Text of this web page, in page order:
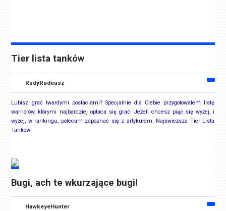
Tier lista tanków
RudyRudeusz
Lubisz grać twardymi postaciami? Specjalnie dla Ciebie przygotowałem listę
warriorów, którymi najbardziej opłaca się grać. Jeżeli chcesz piąć się wyżej, i
wyżej, w rankingu, polecam zapoznać się z artykułem. Najświeższa Tier Lista
Tanków!
Bugi, ach te wkurzające bugi!
HawkeyeHunter